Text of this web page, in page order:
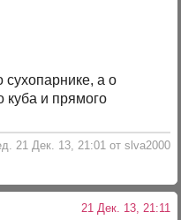
сухопарнике, а о
куба и прямого
21 Дек. 13, 21:01 от slva2000
21 Дек. 13, 21:11